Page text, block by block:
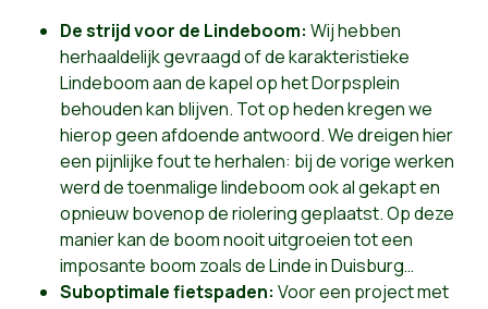
De strijd voor de Lindeboom: Wij hebben
herhaaldelijk gevraagd of de karakteristieke
Lindeboom aan de kapel op het Dorpsplein
behouden kan blijven. Tot op heden kregen we
hierop geen afdoende antwoord. We dreigen hier
een pijnlijke fout te herhalen: bij de vorige werken
werd de toenmalige lindeboom ook al gekapt en
opnieuw bovenop de riolering geplaatst. Op deze
manier kan de boom nooit uitgroeien tot een
imposante boom zoals de Linde in Duisburg…
Suboptimale fietspaden: Voor een project met